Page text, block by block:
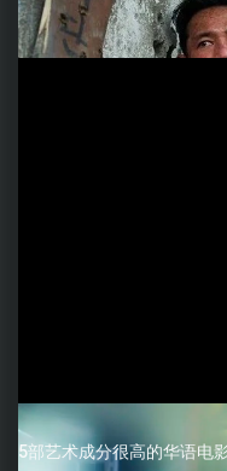
5部艺术成分很高的华语电